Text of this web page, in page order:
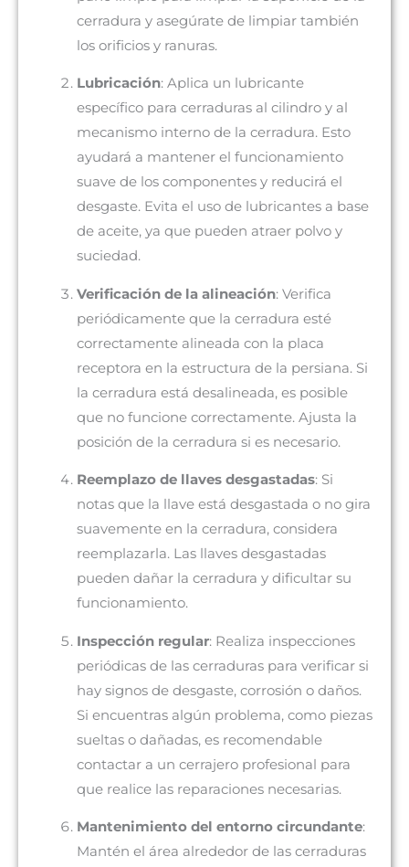
cerradura y asegúrate de limpiar también
los orificios y ranuras.
Lubricación: Aplica un lubricante
específico para cerraduras al cilindro y al
mecanismo interno de la cerradura. Esto
ayudará a mantener el funcionamiento
suave de los componentes y reducirá el
desgaste. Evita el uso de lubricantes a base
de aceite, ya que pueden atraer polvo y
suciedad.
Verificación de la alineación: Verifica
periódicamente que la cerradura esté
correctamente alineada con la placa
receptora en la estructura de la persiana. Si
la cerradura está desalineada, es posible
que no funcione correctamente. Ajusta la
posición de la cerradura si es necesario.
Reemplazo de llaves desgastadas: Si
notas que la llave está desgastada o no gira
suavemente en la cerradura, considera
reemplazarla. Las llaves desgastadas
pueden dañar la cerradura y dificultar su
funcionamiento.
Inspección regular: Realiza inspecciones
periódicas de las cerraduras para verificar si
hay signos de desgaste, corrosión o daños.
Si encuentras algún problema, como piezas
sueltas o dañadas, es recomendable
contactar a un cerrajero profesional para
que realice las reparaciones necesarias.
Mantenimiento del entorno circundante:
Mantén el área alrededor de las cerraduras